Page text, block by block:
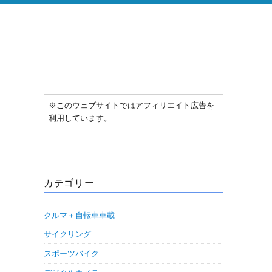
※このウェブサイトではアフィリエイト広告を
利用しています。
カテゴリー
クルマ＋自転車車載
サイクリング
スポーツバイク